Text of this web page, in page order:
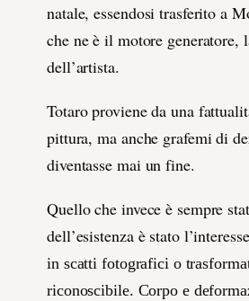
natale, essendosi trasferito a
che ne è il motore
dell’artista.
Totaro proviene da una
pittura, ma anche grafemi di
diventasse mai un fine.
Quello che invece è sempre
dell’esistenza è stato
in scatti fotografici o
riconoscibile. Corpo e